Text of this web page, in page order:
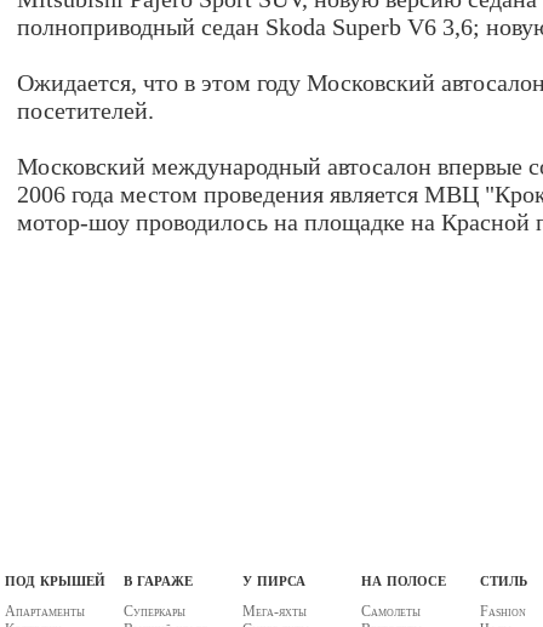
полноприводный седан Skoda Superb V6 3,6;
Ожидается, что в этом году Московский
посетителей.
Московский международный автосалон впервые
2006 года местом проведения является МВЦ
мотор-шоу проводилось на площадке на Красной
под крышей
Апартаменты
в гараже
Суперкары
у пирса
Мега-яхты
на полосе
Самолеты
стиль
Fashion